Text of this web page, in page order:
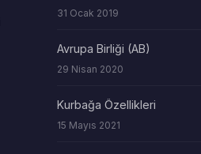
31 Ocak 2019
Avrupa Birliği (AB)
29 Nisan 2020
Kurbağa Özellikleri
15 Mayıs 2021